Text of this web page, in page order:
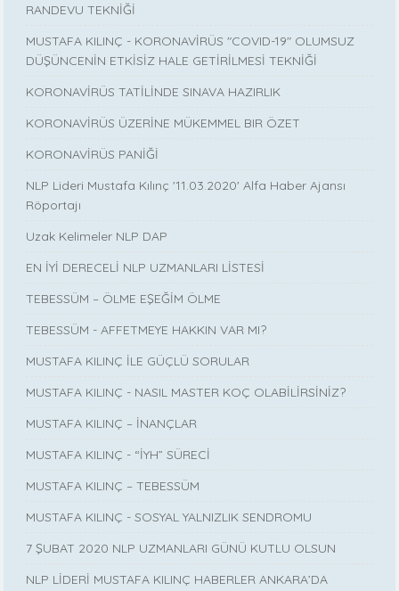
RANDEVU TEKNİĞİ
MUSTAFA KILINÇ - KORONAVİRÜS "COVID-19" OLUMSUZ
DÜŞÜNCENİN ETKİSİZ HALE GETİRİLMESİ TEKNİĞİ
KORONAVİRÜS TATİLİNDE SINAVA HAZIRLIK
KORONAVİRÜS ÜZERİNE MÜKEMMEL BIR ÖZET
KORONAVİRÜS PANİĞİ
NLP Lideri Mustafa Kılınç '11.03.2020' Alfa Haber Ajansı
Röportajı
Uzak Kelimeler NLP DAP
EN İYİ DERECELİ NLP UZMANLARI LİSTESİ
TEBESSÜM – ÖLME EŞEĞİM ÖLME
TEBESSÜM - AFFETMEYE HAKKIN VAR MI?
MUSTAFA KILINÇ İLE GÜÇLÜ SORULAR
MUSTAFA KILINÇ - NASIL MASTER KOÇ OLABİLİRSİNİZ?
MUSTAFA KILINÇ – İNANÇLAR
MUSTAFA KILINÇ - “İYH” SÜRECİ
MUSTAFA KILINÇ – TEBESSÜM
MUSTAFA KILINÇ - SOSYAL YALNIZLIK SENDROMU
7 ŞUBAT 2020 NLP UZMANLARI GÜNÜ KUTLU OLSUN
NLP LİDERİ MUSTAFA KILINÇ HABERLER ANKARA’DA